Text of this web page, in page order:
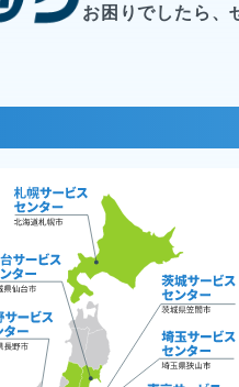
お困りでしたら、